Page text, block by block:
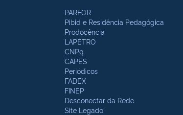
PARFOR
Pibid e Residência Pedagógica
Prodocência
LAPETRO
CNPq
CAPES
Periódicos
FADEX
FINEP
Desconectar da Rede
Site Legado